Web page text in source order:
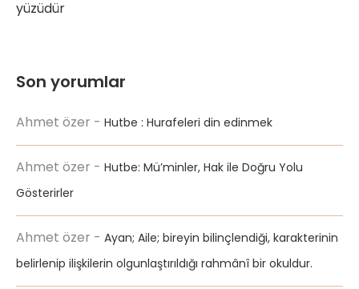
yüzüdür
Son yorumlar
Ahmet özer - Hutbe : Hurafeleri din edinmek
Ahmet özer - Hutbe: Mü’minler, Hak ile Doğru Yolu
Gösterirler
Ahmet özer - Ayan; Aile; bireyin bilinçlendiği, karakterinin
belirlenip ilişkilerin olgunlaştırıldığı rahmânî bir okuldur.